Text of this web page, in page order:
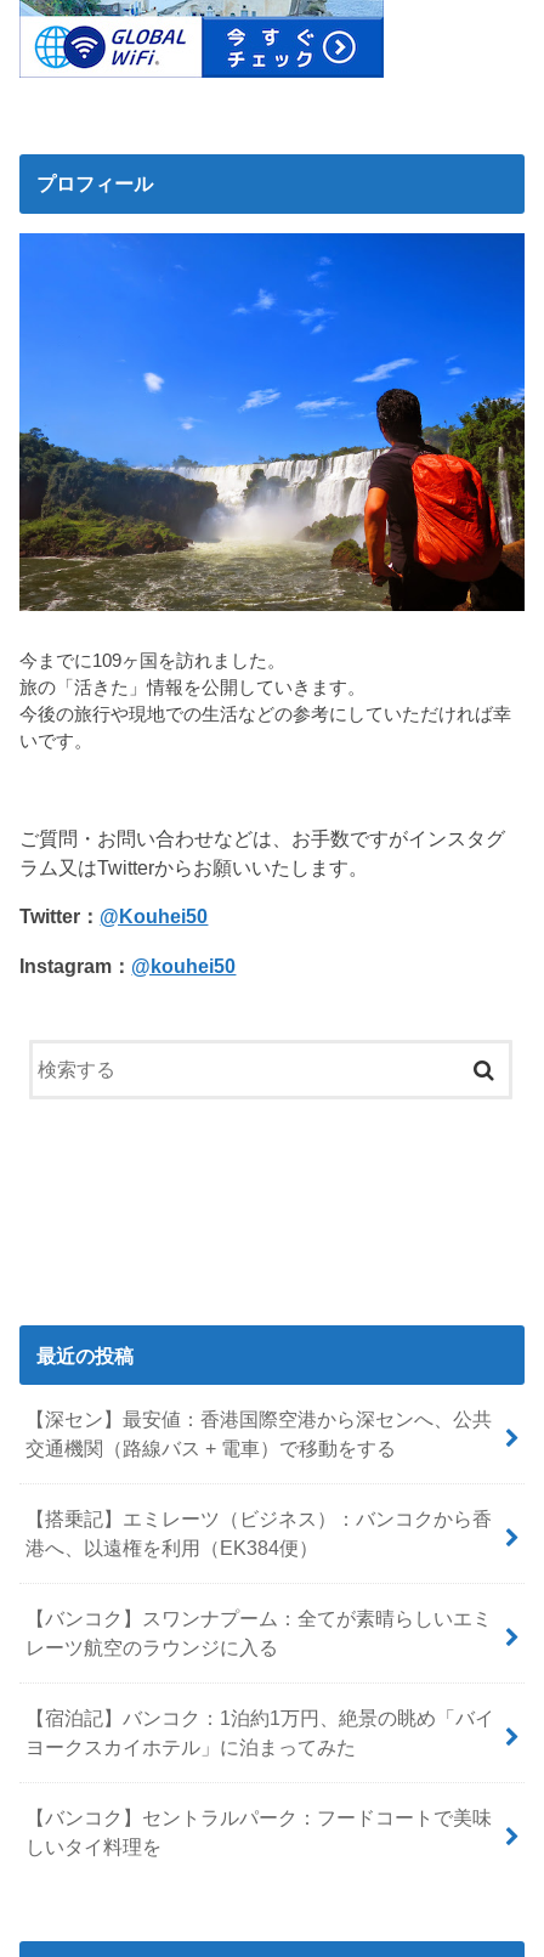
プロフィール
今までに109ヶ国を訪れました。
旅の「活きた」情報を公開していきます。
今後の旅行や現地での生活などの参考にしていただければ幸
いです。
ご質問・お問い合わせなどは、お手数ですがインスタグ
ラム又はTwitterからお願いいたします。
Twitter： @Kouhei50
Instagram： @kouhei50
最近の投稿
【深セン】最安値：香港国際空港から深センへ、公共
交通機関（路線バス + 電車）で移動をする
【搭乗記】エミレーツ（ビジネス）：バンコクから香
港へ、以遠権を利用（EK384便）
【バンコク】スワンナプーム：全てが素晴らしいエミ
レーツ航空のラウンジに入る
【宿泊記】バンコク：1泊約1万円、絶景の眺め「バイ
ヨークスカイホテル」に泊まってみた
【バンコク】セントラルパーク：フードコートで美味
しいタイ料理を